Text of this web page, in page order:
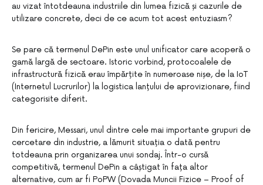
au vizat întotdeauna industriile din lumea fizică și cazurile de
utilizare concrete, deci de ce acum tot acest entuziasm?
Se pare că termenul DePin este unul unificator care acoperă o
gamă largă de sectoare. Istoric vorbind, protocoalele de
infrastructură fizică erau împărțite în numeroase nișe, de la IoT
(Internetul Lucrurilor) la logistica lanțului de aprovizionare, fiind
categorisite diferit.
Din fericire, Messari, unul dintre cele mai importante grupuri de
cercetare din industrie, a lămurit situația o dată pentru
totdeauna prin organizarea unui sondaj. Într-o cursă
competitivă, termenul DePin a câștigat în fața altor
alternative, cum ar fi PoPW (Dovada Muncii Fizice – Proof of